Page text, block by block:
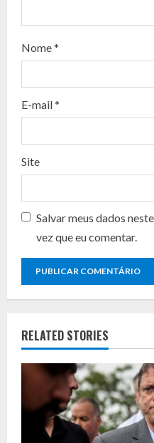
a
d
n
g
Nome*
E-mail*
Site
Salvar meus dados
vez que eu comentar.
RELATED STORIES